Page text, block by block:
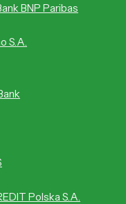
BNP Paribas
S.A.
Polska S.A.